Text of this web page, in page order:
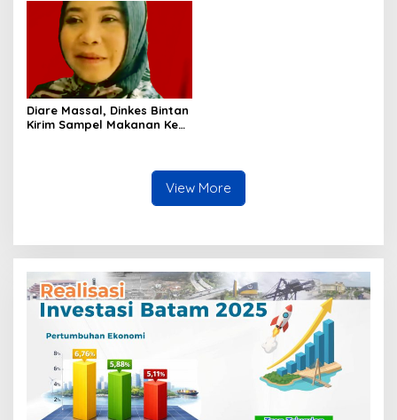
Diare Massal, Dinkes Bintan
Kirim Sampel Makanan Ke
View More